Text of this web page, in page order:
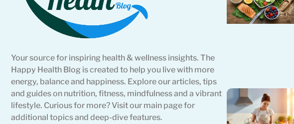
Your source for inspiring health & wellness insights. The
Happy Health Blog is created to help you live with more
energy, balance and happiness. Explore our articles, tips
and guides on nutrition, fitness, mindfulness and a vibrant
lifestyle. Curious for more? Visit our main page for
additional topics and deep-dive features.